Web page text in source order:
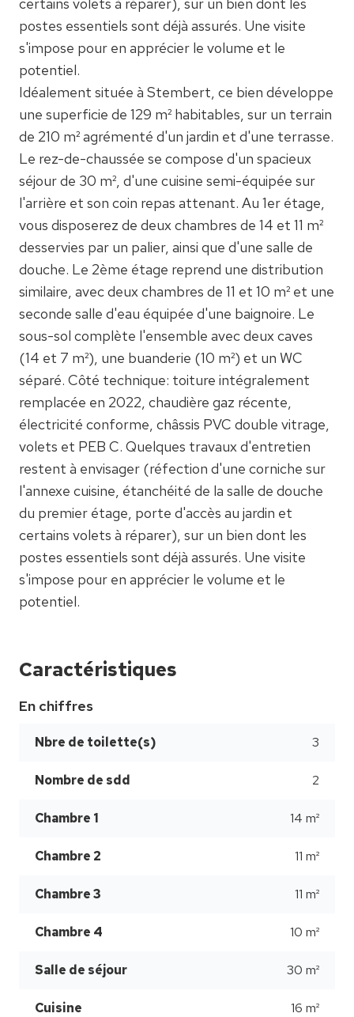
postes essentiels sont déjà assurés. Une visite
s'impose pour en apprécier le volume et le
potentiel.
Idéalement située à Stembert, ce bien développe
une superficie de 129 m² habitables, sur un terrain
de 210 m² agrémenté d'un jardin et d'une terrasse.
Le rez-de-chaussée se compose d'un spacieux
séjour de 30 m², d'une cuisine semi-équipée sur
l'arrière et son coin repas attenant. Au 1er étage,
vous disposerez de deux chambres de 14 et 11 m²
desservies par un palier, ainsi que d'une salle de
douche. Le 2ème étage reprend une distribution
similaire, avec deux chambres de 11 et 10 m² et une
seconde salle d'eau équipée d'une baignoire. Le
sous-sol complète l'ensemble avec deux caves
(14 et 7 m²), une buanderie (10 m²) et un WC
séparé. Côté technique: toiture intégralement
remplacée en 2022, chaudière gaz récente,
électricité conforme, châssis PVC double vitrage,
volets et PEB C. Quelques travaux d'entretien
restent à envisager (réfection d'une corniche sur
l'annexe cuisine, étanchéité de la salle de douche
du premier étage, porte d'accès au jardin et
certains volets à réparer), sur un bien dont les
postes essentiels sont déjà assurés. Une visite
s'impose pour en apprécier le volume et le
potentiel.
Caractéristiques
En chiffres
Nbre de toilette(s) 3
Nombre de sdd 2
Chambre 1 14 m²
Chambre 2 11 m²
Chambre 3 11 m²
Chambre 4 10 m²
Salle de séjour 30 m²
Cuisine 16 m²